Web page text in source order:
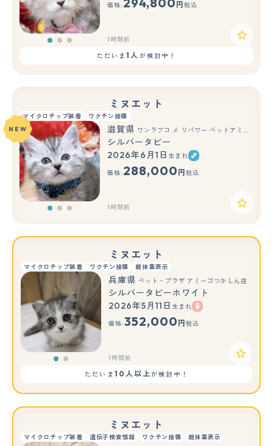
価格: 円 税込
1時間前
ただいま1人 が検討中！
ミヌエット
マイクロチップ装着 ワクチン接種
もっと見る
NEW 滋賀県 ワンラブコ メ リパワー ペットアミ水口店(FC)
シルバータビー
2026年6月1日 生まれ
価格: 288,000 円 税込
1時間前
ミヌエット
マイクロチップ装着 ワクチン接種 親体重表示
もっと見る
兵庫県 ペット・プラザ アミーゴつかしん店
シルバータビーホワイト
2026年5月11日 生まれ
価格:352,000 円 税込
1時間前
ただいま 10人以上が検討中！
ミヌエット
マイクロチップ装着 遺伝子検査情報 ワクチン接種 親体重表示